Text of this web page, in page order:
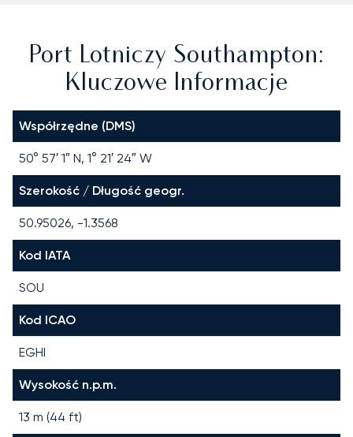
Port Lotniczy Southampton:
Kluczowe Informacje
Współrzędne (DMS)
50° 57′ 1″ N, 1° 21′ 24″ W
Szerokość / Długość geogr.
50.95026, -1.3568
Kod IATA
SOU
Kod ICAO
EGHI
Wysokość n.p.m.
13 m (44 ft)